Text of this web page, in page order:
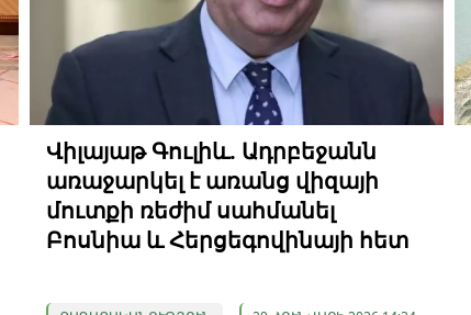
Վիլայաթ Գուլիև. Ադրբեջանն
առաջարկել է առանց վիզայի
մուտքի ռեժիմ սահմանել
Բոսնիա և Հերցեգովինայի հետ